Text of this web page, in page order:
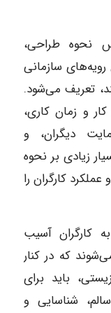
نحوه طراحی،
سازمانی
تعریف می‌شود.
و زمان کاری،
دیگران، و
زیادی بر نحوه
کارگران را
کارگران آسیب
که در کنار
باید برای
شناسایی و